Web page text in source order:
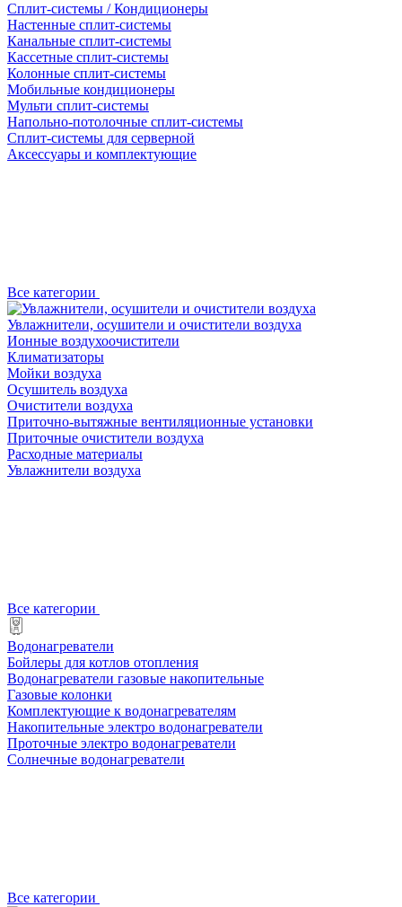
Сплит-системы / Кондиционеры
Настенные сплит-системы
Канальные сплит-системы
Кассетные сплит-системы
Колонные сплит-системы
Мобильные кондиционеры
Мульти сплит-системы
Напольно-потолочные сплит-системы
Сплит-системы для серверной
Аксессуары и комплектующие
Все категории
Увлажнители, осушители и очистители воздуха
Ионные воздухоочистители
Климатизаторы
Мойки воздуха
Осушитель воздуха
Очистители воздуха
Приточно-вытяжные вентиляционные установки
Приточные очистители воздуха
Расходные материалы
Увлажнители воздуха
Все категории
Водонагреватели
Бойлеры для котлов отопления
Водонагреватели газовые накопительные
Газовые колонки
Комплектующие к водонагревателям
Накопительные электро водонагреватели
Проточные электро водонагреватели
Солнечные водонагреватели
Все категории